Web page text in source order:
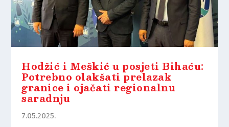
Hodžić i Meškić u posjeti Bihaću:
Potrebno olakšati prelazak
granice i ojačati regionalnu
saradnju
7.05.2025.